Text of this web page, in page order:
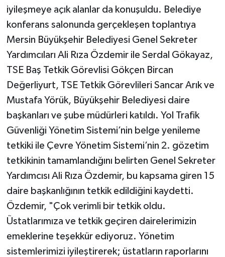
iyileşmeye açık alanlar da konuşuldu. Belediye
konferans salonunda gerçekleşen toplantıya
Mersin Büyükşehir Belediyesi Genel Sekreter
Yardımcıları Ali Rıza Özdemir ile Serdal Gökayaz,
TSE Baş Tetkik Görevlisi Gökçen Bircan
Değerliyurt, TSE Tetkik Görevlileri Sancar Arık ve
Mustafa Yörük, Büyükşehir Belediyesi daire
başkanları ve şube müdürleri katıldı. Yol Trafik
Güvenliği Yönetim Sistemi’nin belge yenileme
tetkiki ile Çevre Yönetim Sistemi’nin 2. gözetim
tetkikinin tamamlandığını belirten Genel Sekreter
Yardımcısı Ali Rıza Özdemir, bu kapsama giren 15
daire başkanlığının tetkik edildiğini kaydetti.
Özdemir, "Çok verimli bir tetkik oldu.
Üstatlarımıza ve tetkik geçiren dairelerimizin
emeklerine teşekkür ediyoruz. Yönetim
sistemlerimizi iyileştirerek; üstatların raporlarını